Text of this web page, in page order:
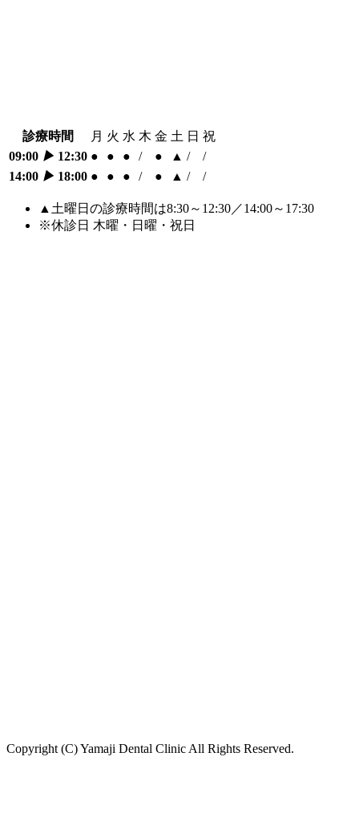
診療時間 月 火 水 木 金 土 日 祝
09:00 ▶︎ 12:30 ● ● ● / ● ▲ /
/
14:00 ▶︎ 18:00 ● ● ● / ● ▲ / /
▲土曜日の診療時間は8:30～12:30／14:00～17:30
※休診日 木曜・日曜・祝日
Copyright (C) Yamaji Dental Clinic All Rights Reserved.